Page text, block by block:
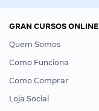
GRAN CURSOS ONLINE
Quem Somos
Como Funciona
Como Comprar
Loja Social